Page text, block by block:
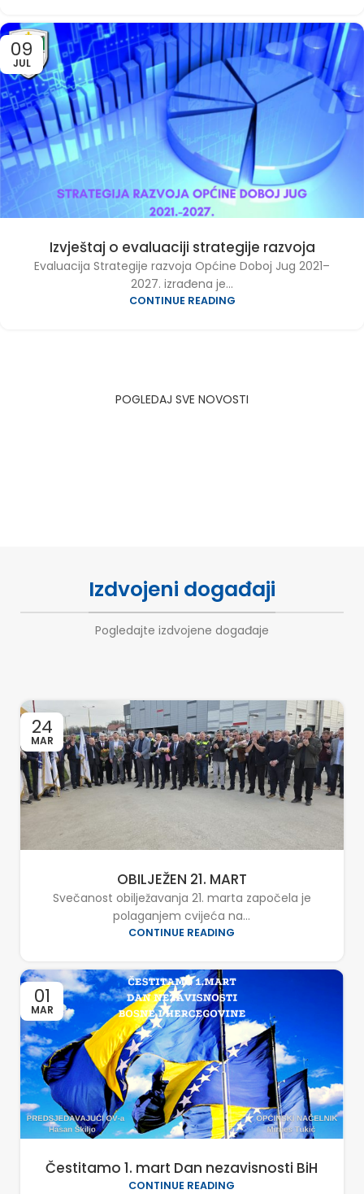
09
JUL
Izvještaj o evaluaciji strategije razvoja
Evaluacija Strategije razvoja Općine Doboj Jug 2021–
2027. izrađena je...
CONTINUE READING
POGLEDAJ SVE NOVOSTI
Izdvojeni događaji
Pogledajte izdvojene događaje
24
MAR
OBILJEŽEN 21. MART
Svečanost obilježavanja 21. marta započela je
polaganjem cvijeća na...
CONTINUE READING
01
MAR
Čestitamo 1. mart Dan nezavisnosti BiH
CONTINUE READING